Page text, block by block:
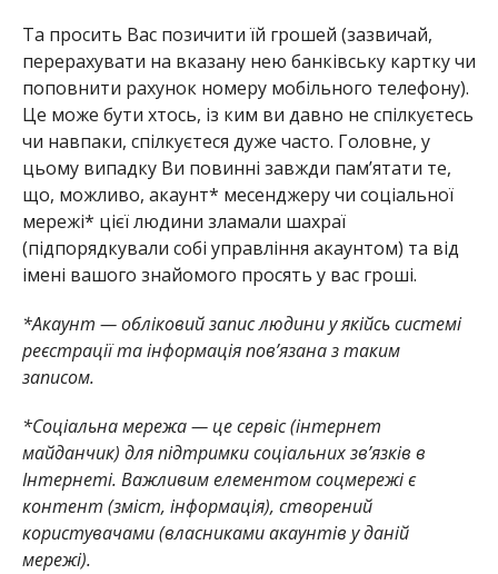
Та просить Вас позичити їй грошей (зазвичай,
перерахувати на вказану нею банківську картку чи
поповнити рахунок номеру мобільного телефону).
Це може бути хтось, із ким ви давно не спілкуєтесь
чи навпаки, спілкуєтеся дуже часто. Головне, у
цьому випадку Ви повинні завжди пам’ятати те,
що, можливо, акаунт* месенджеру чи соціальної
мережі* цієї людини зламали шахраї
(підпорядкували собі управління акаунтом) та від
імені вашого знайомого просять у вас гроші.
*Акаунт — обліковий запис людини у якійсь системі
реєстрації та інформація пов’язана з таким
записом.
*Соціальна мережа — це сервіс (інтернет
майданчик) для підтримки соціальних зв’язків в
Інтернеті. Важливим елементом соцмережі є
контент (зміст, інформація), створений
користувачами (власниками акаунтів у даній
мережі).